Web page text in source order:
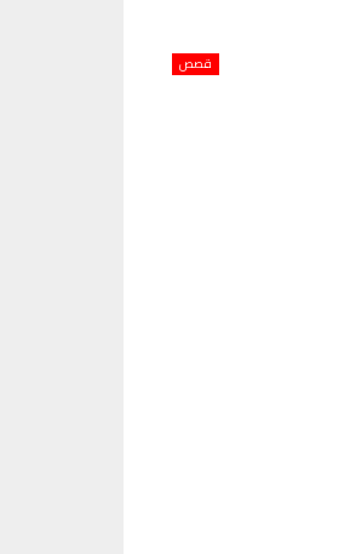
قصص